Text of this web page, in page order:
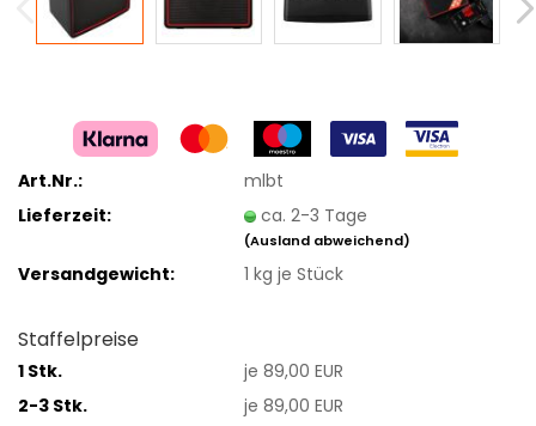
Art.Nr.:
mlbt
Lieferzeit:
ca. 2-3 Tage
(Ausland abweichend)
Versandgewicht: 1 kg je Stück
Staffelpreise
1 Stk.
je 89,00 EUR
2-3 Stk.
je 89,00 EUR